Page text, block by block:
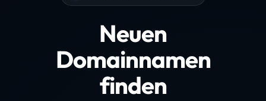
Neuen
Domainnamen
finden